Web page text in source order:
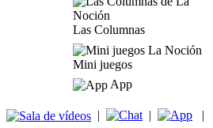
Las Columnas
Mini juegos
App
| | |